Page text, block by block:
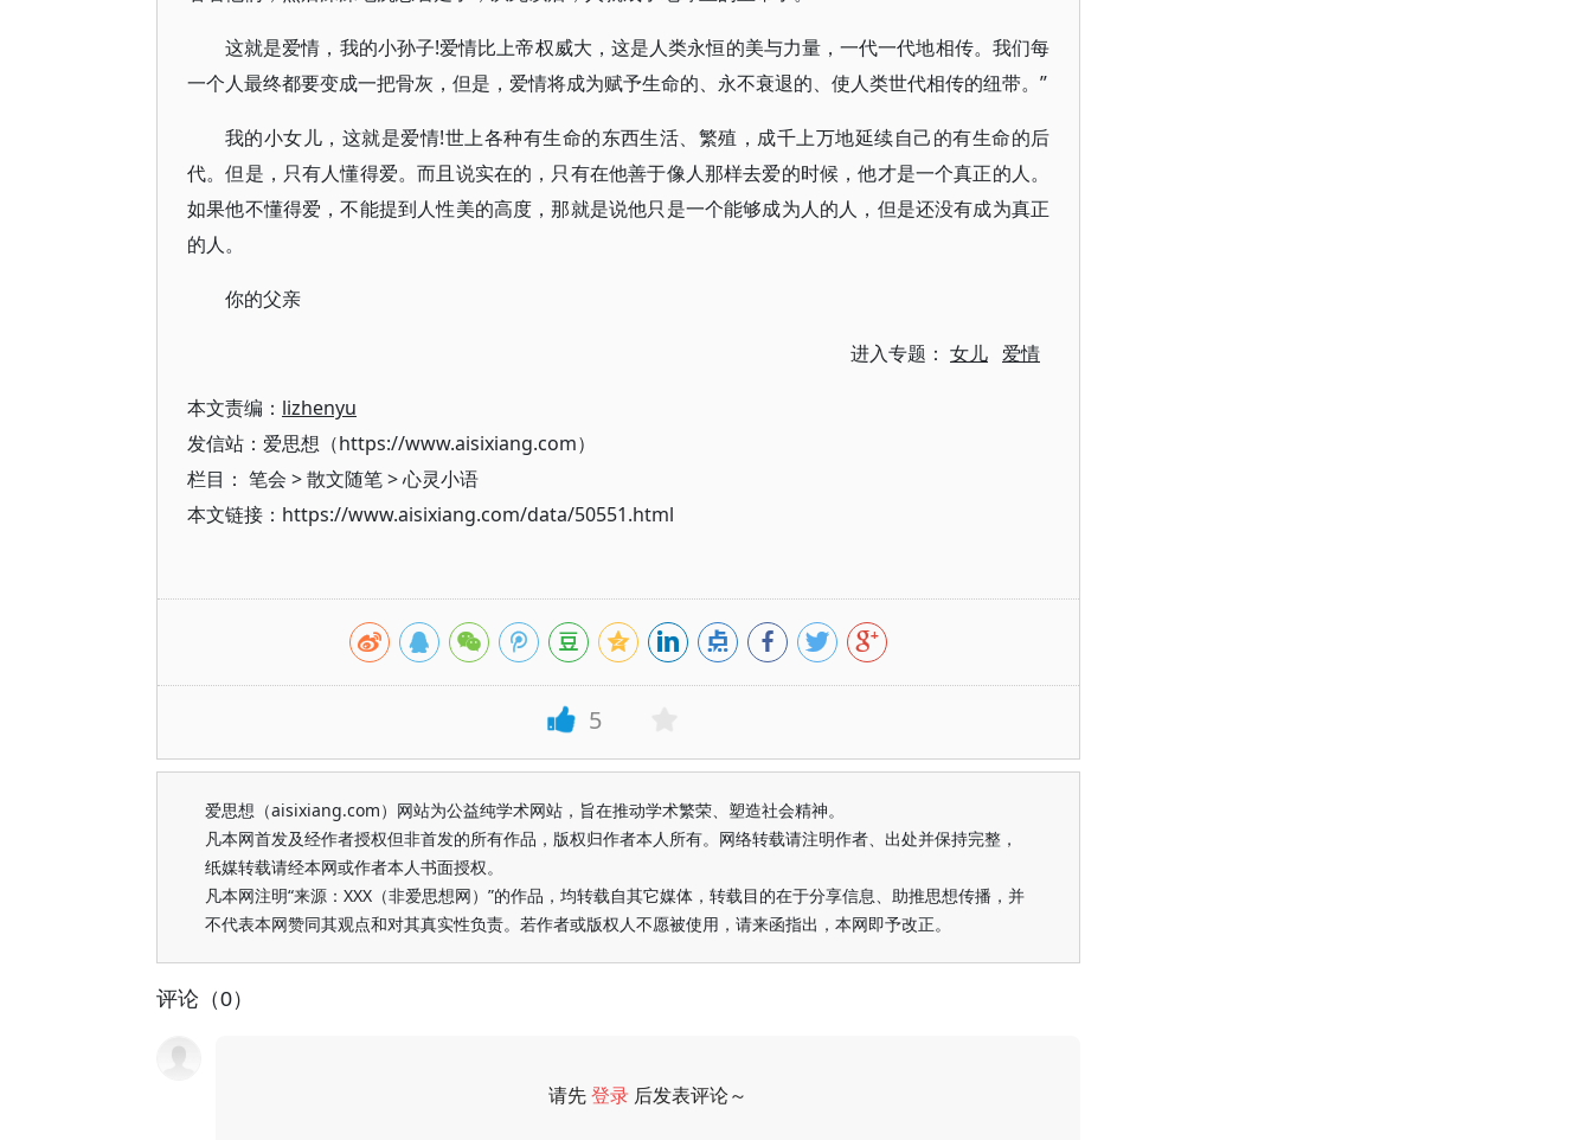
这就是爱情，我的小孙子!爱情比上帝权威大，这是人类永恒的美与力量，一代一代地相传。我们每
一个人最终都要变成一把骨灰，但是，爱情将成为赋予生命的、永不衰退的、使人类世代相传的纽带。”
我的小女儿，这就是爱情!世上各种有生命的东西生活、繁殖，成千上万地延续自己的有生命的后
代。但是，只有人懂得爱。而且说实在的，只有在他善于像人那样去爱的时候，他才是一个真正的人。
如果他不懂得爱，不能提到人性美的高度，那就是说他只是一个能够成为人的人，但是还没有成为真正
的人。
你的父亲
进入专题： 女儿 爱情
本文责编： lizhenyu
发信站：爱思想（https://www.aisixiang.com）
栏目： 笔会 >散文随笔>心灵小语
本文链接：https://www.aisixiang.com/data/50551.html
5
爱思想（aisixiang.com）网站为公益纯学术网站，旨在推动学术繁荣、塑造社会精神。
凡本网首发及经作者授权但非首发的所有作品，版权归作者本人所有。网络转载请注明作者、出处并保持完整，
纸媒转载请经本网或作者本人书面授权。
凡本网注明“来源：XXX（非爱思想网）”的作品，均转载自其它媒体，转载目的在于分享信息、助推思想传播，并
不代表本网赞同其观点和对其真实性负责。若作者或版权人不愿被使用，请来函指出，本网即予改正。
评论（0）
请先登录 后发表评论～